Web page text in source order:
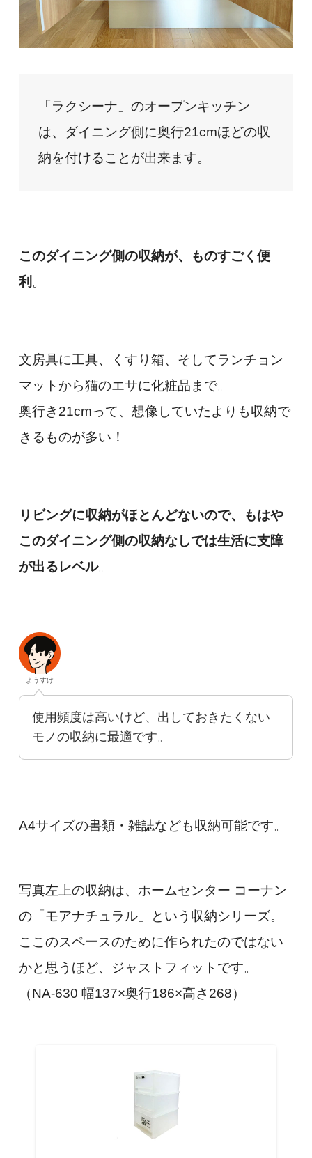
「ラクシーナ」のオープンキッチン
は、ダイニング側に奥行21cmほどの収
納を付けることが出来ます。
このダイニング側の収納が、ものすごく便
利 。
文房具に工具、くすり箱、そしてランチョン
マットから猫のエサに化粧品まで。
奥行き21cmって、想像していたよりも収納で
きるものが多い！
リビングに収納がほとんどないので、もはや
このダイニング側の収納なしでは生活に支障
が出るレベル。
ようすけ
使用頻度は高いけど、出しておきたくない
モノの収納に最適です。
A4サイズの書類・雑誌なども収納可能です。
写真左上の収納は、ホームセンター コーナン
の「モアナチュラル」という収納シリーズ。
ここのスペースのために作られたのではない
かと思うほど、ジャストフィットです。
（NA-630 幅137×奥行186×高さ268）